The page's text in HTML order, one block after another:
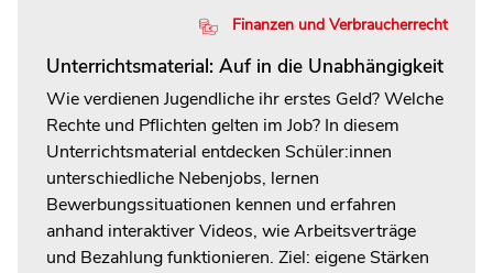
Finanzen und Verbraucherrecht
Unterrichtsmaterial: Auf in die Unabhängigkeit
Wie verdienen Jugendliche ihr erstes Geld? Welche
Rechte und Pflichten gelten im Job? In diesem
Unterrichtsmaterial entdecken Schüler:innen
unterschiedliche Nebenjobs, lernen
Bewerbungssituationen kennen und erfahren
anhand interaktiver Videos, wie Arbeitsverträge
und Bezahlung funktionieren. Ziel: eigene Stärken